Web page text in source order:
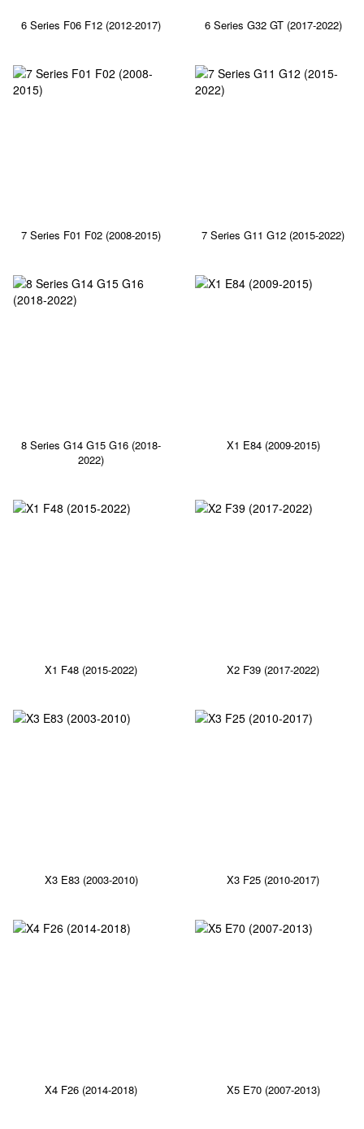
6 Series F06 F12 (2012-2017) 6 Series G32 GT (2017-2022)
7 Series F01 F02 (2008-2015) 7 Series G11 G12 (2015-2022)
8 Series G14 G15 G16 (2018-
2022)
X1 E84 (2009-2015)
X1 F48 (2015-2022) X2 F39 (2017-2022)
X3 E83 (2003-2010) X3 F25 (2010-2017)
X4 F26 (2014-2018) X5 E70 (2007-2013)